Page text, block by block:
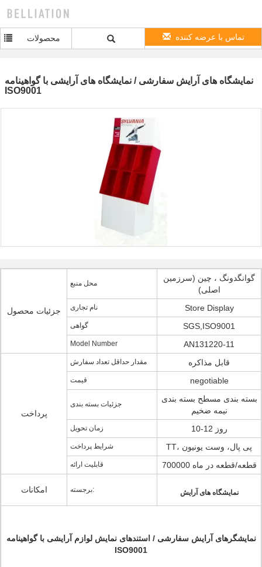
محصولات تماس با عرضه کننده
نمایشگاه های آرایش سفارشی / نمایشگاه های آرایشی با گواهینامه
ISO9001
جزئیات محصول
محل منبع
گوانگدونگ ، چین (سرزمین
اصلی)
نام تجاری Store Display
گواهی SGS,ISO9001
Model Number AN131220-11
پرداخت
مقدار حداقل تعداد سفارش قابل مذاکره
قیمت negotiable
جزئیات بسته بندی
بسته بندی مسطح بسته بندی
نیمه ضخیم
زمان تحویل 10-12 روز
شرایط پرداخت TT، پی پال، وست یونیون
قابلیت ارائه 700000 قطعه/قطعه در ماه
امکانات برجسته: نمایشگاه های آرایش
نمایشگرهای آرایش سفارشی / استندهای نمایش لوازم آرایشی با گواهینامه
ISO9001